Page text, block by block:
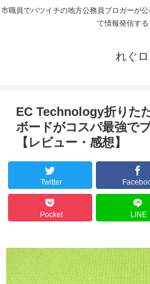
市職員でバツイチの地方公務員ブロガーが
て情報発信する
れぐ
EC Technology折りた
ボードがコスパ最強で
【レビュー・感想】
Twitter
Pocket LINE